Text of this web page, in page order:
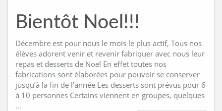
Bientôt Noel!!!
Décembre est pour nous le mois le plus actif, Tous nos
élèves adorent venir et revenir fabriquer avec nous leur
repas et desserts de Noel En effet toutes nos
fabrications sont élaborées pour pouvoir se conserver
jusqu’à la fin de l’année Les desserts sont prévus pour 6
à 10 personnes Certains viennent en groupes, quelques
…